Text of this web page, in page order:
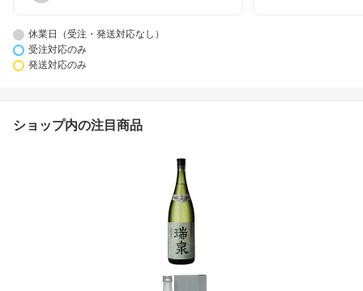
休業日（受注・発送対応なし）
受注対応のみ
発送対応のみ
ショップ内の注目商品